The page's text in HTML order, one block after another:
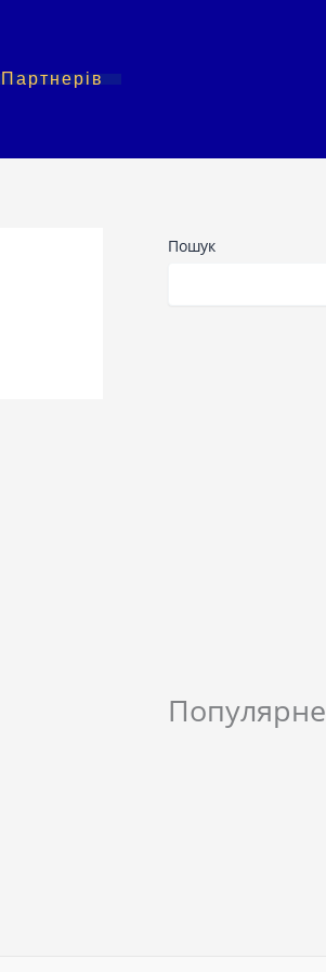
Пошук
Популярне